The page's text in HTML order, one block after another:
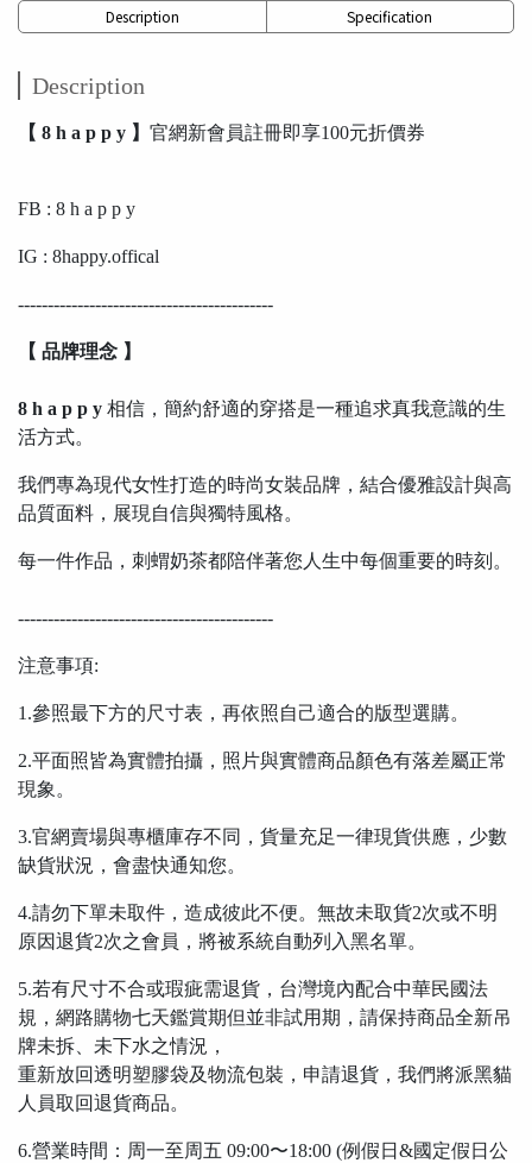
Description Specification
Description
【 8 h a p p y 】 官網新會員註冊即享100元折價券
FB : 8 h a p p y
IG : 8happy.offical
-------------------------------------------
【 品牌理念 】
8 h a p p y 相信，簡約舒適的穿搭是一種追求真我意識的生
活方式。
我們專為現代女性打造的時尚女裝品牌，結合優雅設計與高
品質面料，展現自信與獨特風格。
每一件作品，刺蝟奶茶都陪伴著您人生中每個重要的時刻。
-------------------------------------------
注意事項:
1.參照最下方的尺寸表，再依照自己適合的版型選購。
2.平面照皆為實體拍攝，照片與實體商品顏色有落差屬正常
現象。
3.官網賣場與專櫃庫存不同，貨量充足一律現貨供應，少數
缺貨狀況，會盡快通知您。
4.請勿下單未取件，造成彼此不便。無故未取貨2次或不明
原因退貨2次之會員，將被系統自動列入黑名單。
5.若有尺寸不合或瑕疵需退貨，台灣境內配合中華民國法
規，網路購物七天鑑賞期但並非試用期，請保持商品全新吊
牌未拆、未下水之情況，
重新放回透明塑膠袋及物流包裝，申請退貨，我們將派黑貓
人員取回退貨商品。
6.營業時間：周一至周五 09:00〜18:00 (例假日&國定假日公